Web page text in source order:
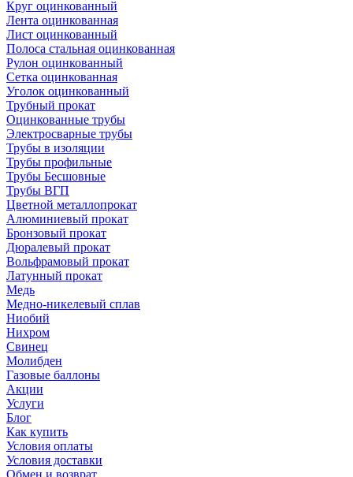
Круг оцинкованный
Лента оцинкованная
Лист оцинкованный
Полоса стальная оцинкованная
Рулон оцинкованный
Сетка оцинкованная
Уголок оцинкованный
Трубный прокат
Оцинкованные трубы
Электросварные трубы
Трубы в изоляции
Трубы профильные
Трубы Бесшовные
Трубы ВГП
Цветной металлопрокат
Алюминиевый прокат
Бронзовый прокат
Дюралевый прокат
Вольфрамовый прокат
Латунный прокат
Медь
Медно-никелевый сплав
Ниобий
Нихром
Свинец
Молибден
Газовые баллоны
Акции
Услуги
Блог
Как купить
Условия оплаты
Условия доставки
Обмен и возврат